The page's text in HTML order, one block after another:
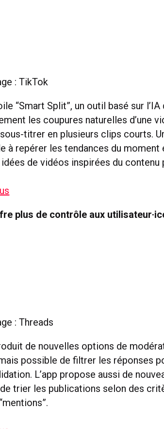
: TikTok
“Smart Split”, un outil basé sur
les coupures naturelles d’une
titrer en plusieurs clips courts.
à repérer les tendances du
de vidéos inspirées du contenu
plus de contrôle aux
: Threads
de nouvelles options de
possible de filtrer les réponses
L’app propose aussi de
trier les publications selon des